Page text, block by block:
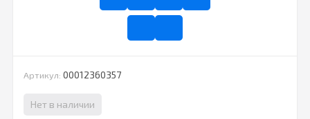
Артикул: 00012360357
Нет в наличии